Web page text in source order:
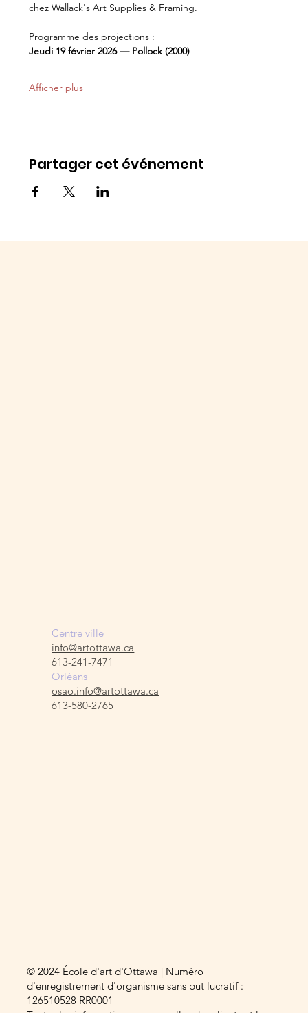
chez Wallack's Art Supplies & Framing.
Programme des projections :
Jeudi 19 février 2026 — Pollock (2000)
Afficher plus
Partager cet événement
Centre ville
info@artottawa.ca
613-241-7471
Orléans
osao.info@artottawa.ca
613-580-2765
© 2024 École d'art d'Ottawa | Numéro
d'enregistrement d'organisme sans but lucratif :
126510528 RR0001